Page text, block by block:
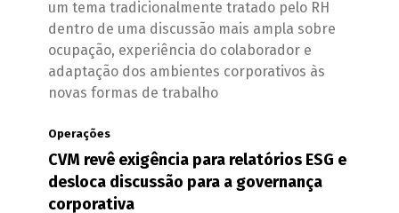
um tema tradicionalmente tratado pelo RH
dentro de uma discussão mais ampla sobre
ocupação, experiência do colaborador e
adaptação dos ambientes corporativos às
novas formas de trabalho
Operações
CVM revê exigência para relatórios ESG e
desloca discussão para a governança
corporativa